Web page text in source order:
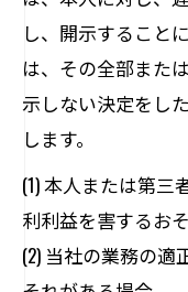
し、開示すること
は、その全部また
示しない決定をし
します。
(1) 本人または第三
利利益を害するお
(2) 当社の業務の